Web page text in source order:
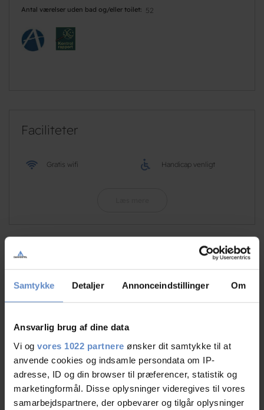
Samtykke Detaljer Annonceindstillinger Om
Ansvarlig brug af dine data
Vi og vores 1022 partnere ønsker dit samtykke til at
anvende cookies og indsamle persondata om IP-
adresse, ID og din browser til præferencer, statistik og
marketingformål. Disse oplysninger videregives til vores
samarbejdspartnere, der opbevarer og tilgår oplysninger
Antal værelser uden bad og/eller toilet 52
Faciliteter
Gratis wifi Handicap venligt
8,31
8,31 ud af 10
Baseret på 96 anmeldelser